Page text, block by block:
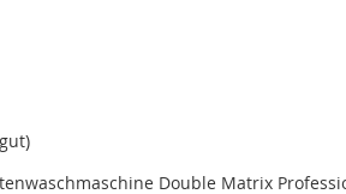
Double Matrix